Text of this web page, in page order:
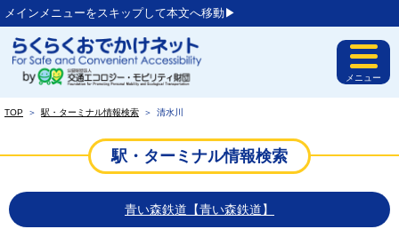
メインメニューをスキップして本文へ移動▶︎
メニュー
TOP ＞ 駅・ターミナル情報検索 ＞ 清水川
駅・ターミナル情報検索
青い森鉄道【青い森鉄道】